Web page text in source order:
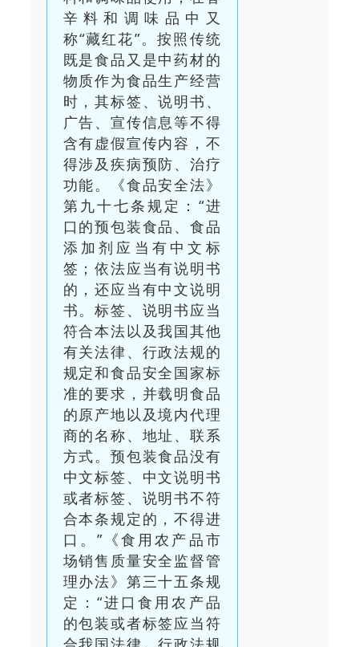
辛料和调味品中又
称“藏红花”。按照传统
既是食品又是中药材的
物质作为食品生产经营
时，其标签、说明书、
广告、宣传信息等不得
含有虚假宣传内容，不
得涉及疾病预防、治疗
功能。《食品安全法》
第九十七条规定：“进
口的预包装食品、食品
添加剂应当有中文标
签；依法应当有说明书
的，还应当有中文说明
书。标签、说明书应当
符合本法以及我国其他
有关法律、行政法规的
规定和食品安全国家标
准的要求，并载明食品
的原产地以及境内代理
商的名称、地址、联系
方式。预包装食品没有
中文标签、中文说明书
或者标签、说明书不符
合本条规定的，不得进
口。”《食用农产品市
场销售质量安全监督管
理办法》第三十五条规
定：“进口食用农产品
的包装或者标签应当符